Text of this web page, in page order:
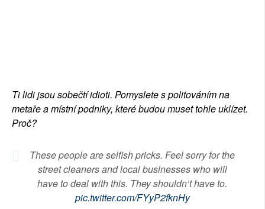
Ti lidi jsou sobečtí idioti. Pomyslete s politováním na
metaře a místní podniky, které budou muset tohle uklízet.
Proč?
These people are selfish pricks. Feel sorry for the
street cleaners and local businesses who will
have to deal with this. They shouldn’t have to.
pic.twitter.com/FYyP2fknHy